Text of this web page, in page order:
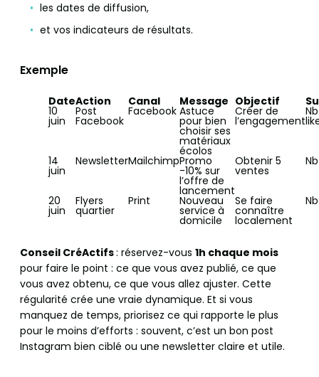
les dates de diffusion,
et vos indicateurs de résultats.
Exemple
DateAction Canal Message Objectif
10
juin
Post
Facebook
Facebook Astuce
pour bien
choisir ses
matériaux
écolos
Créer de
l’engagement
14
juin
NewsletterMailchimpPromo
-10% sur
l’offre de
lancement
Obtenir 5
ventes
20
juin
Flyers
quartier
Print Nouveau
service à
domicile
Se faire
connaître
localement
Conseil CréActifs: réservez-vous 1h chaque mois
pour faire le point : ce que vous avez publié, ce que
vous avez obtenu, ce que vous allez ajuster. Cette
régularité crée une vraie dynamique. Et si vous
manquez de temps, priorisez ce qui rapporte le plus
pour le moins d’efforts : souvent, c’est un bon post
Instagram bien ciblé ou une newsletter claire et utile.